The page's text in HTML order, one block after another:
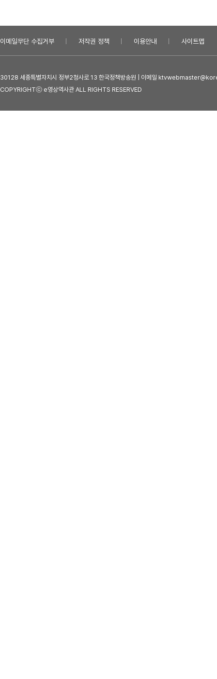
이메일무단 수집거부 저작권 정책 이용안내 사이트맵
30128 세종특별자치시 정부2청사로 13 한국정책방송원 | 이메일
COPYRIGHTⓒ e영상역사관 ALL RIGHTS RESERVED